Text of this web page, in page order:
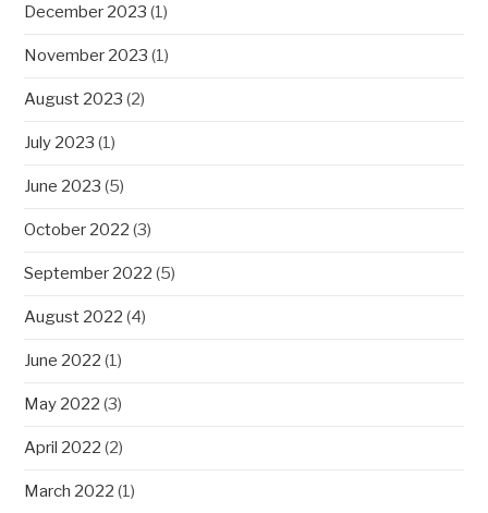
December 2023 (1)
November 2023 (1)
August 2023 (2)
July 2023 (1)
June 2023 (5)
October 2022 (3)
September 2022 (5)
August 2022 (4)
June 2022 (1)
May 2022 (3)
April 2022 (2)
March 2022 (1)